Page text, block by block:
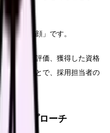
リアの「顔」です。
者からの評価、獲得した資格
載することで、採用担当者の
的アプローチ